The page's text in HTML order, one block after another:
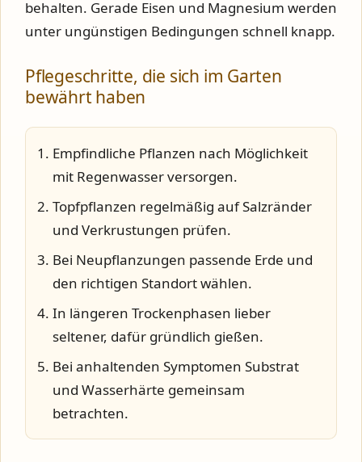
behalten. Gerade Eisen und Magnesium werden
unter ungünstigen Bedingungen schnell knapp.
Pflegeschritte, die sich im Garten
bewährt haben
Empfindliche Pflanzen nach Möglichkeit
mit Regenwasser versorgen.
Topfpflanzen regelmäßig auf Salzränder
und Verkrustungen prüfen.
Bei Neupflanzungen passende Erde und
den richtigen Standort wählen.
In längeren Trockenphasen lieber
seltener, dafür gründlich gießen.
Bei anhaltenden Symptomen Substrat
und Wasserhärte gemeinsam
betrachten.